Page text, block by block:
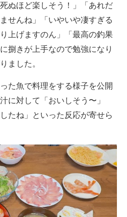
ぬほど楽しそう！」「あれだ
せんね」「いやいや凄すぎる
上げますのん」「最高の釣果
捌きが上手なので勉強になり
ました。
た魚で料理をする様子を公開
に対して「おいしそう〜」
たね」といった反応が寄せら